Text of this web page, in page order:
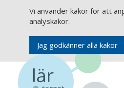
Vi använder kakor för att
analyskakor.
Jag godkänner alla kakor